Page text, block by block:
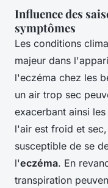
Influence des
symptômes
Les conditions
majeur dans
l'eczéma chez les
un air trop sec
exacerbant ainsi
l'air est froid et
susceptible de se
l'eczéma. En
transpiration